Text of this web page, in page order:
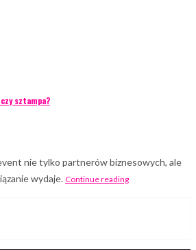
sztampa?
nie tylko partnerów biznesowych, ale
wydaje. Continue reading